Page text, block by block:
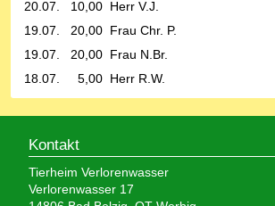
20.07. 10,00 Herr V.J.
19.07. 20,00 Frau Chr. P.
19.07. 20,00 Frau N.Br.
18.07. 5,00 Herr R.W.
Kontakt
Tierheim Verlorenwasser
Verlorenwasser 17